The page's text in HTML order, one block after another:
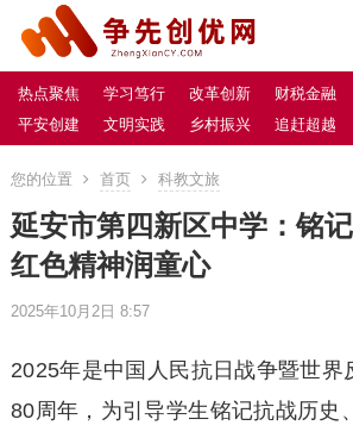
热点聚焦 学习笃行 改革创新 财税金融
平安创建
文明实践 乡村振兴 追赶超越
您的位置 首页 科教文旅
延安市第四新区中学：铭
红色精神润童心
2025年10月2日 8:57
2025年是中国人民抗日战争暨世界
80周年，为引导学生铭记抗战历史